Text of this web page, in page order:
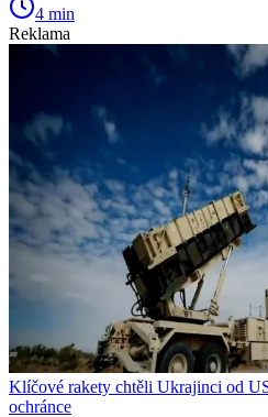
4 min
Reklama
Klíčové rakety chtěli Ukrajinci od
ochránce